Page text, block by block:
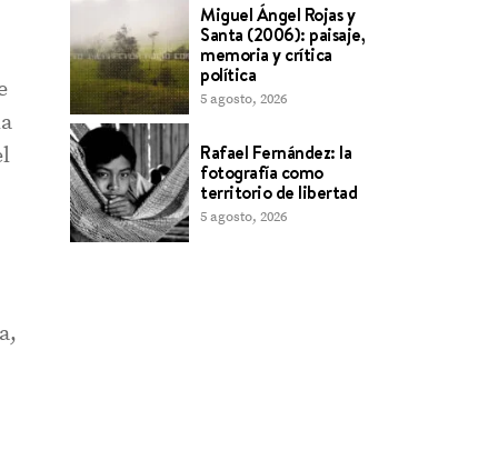
Miguel Ángel Rojas y
Santa (2006): paisaje,
memoria y crítica
política
5 agosto, 2026
Rafael Fernández: la
fotografía como
territorio de libertad
5 agosto, 2026